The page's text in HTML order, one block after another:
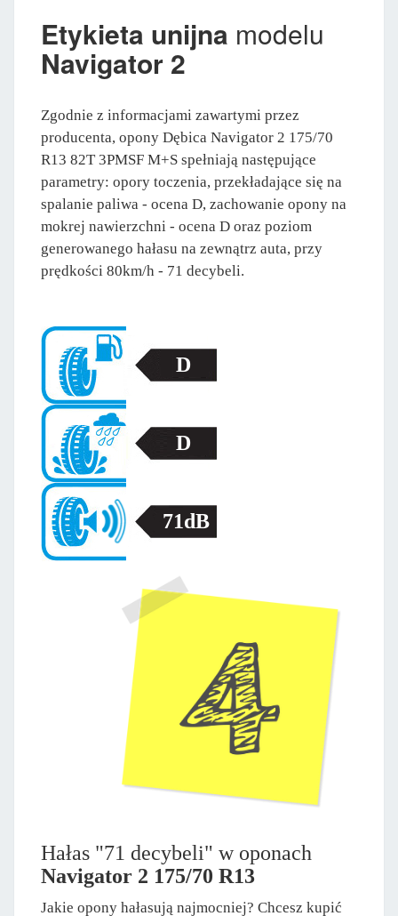
Etykieta unijna modelu
Navigator 2
Zgodnie z informacjami zawartymi przez
producenta, opony Dębica Navigator 2 175/70
R13 82T 3PMSF M+S spełniają następujące
parametry: opory toczenia, przekładające się na
spalanie paliwa - ocena D, zachowanie opony na
mokrej nawierzchni - ocena D oraz poziom
generowanego hałasu na zewnątrz auta, przy
prędkości 80km/h - 71 decybeli.
D
D
71dB
Hałas "71 decybeli" w oponach
Navigator 2 175/70 R13
Jakie opony hałasują najmocniej? Chcesz kupić